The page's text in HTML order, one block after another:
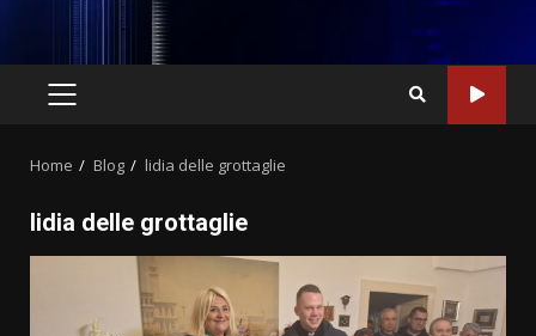
PRIMARY
Home Blog lidia delle grottaglie
lidia delle grottaglie